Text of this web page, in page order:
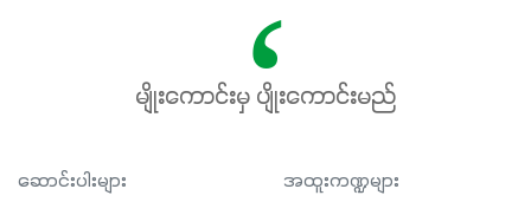
မျိုးကောင်းမှ ပျိုးကောင်းမည်
ဆောင်းပါးများ အထူးကဏ္ဍများ